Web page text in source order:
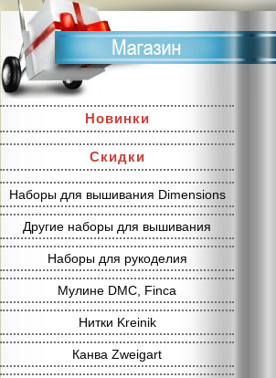
Новинки
Скидки
Наборы для вышивания Dimensions
Другие наборы для вышивания
Наборы для рукоделия
Мулине DMC, Finca
Нитки Kreinik
Канва Zweigart